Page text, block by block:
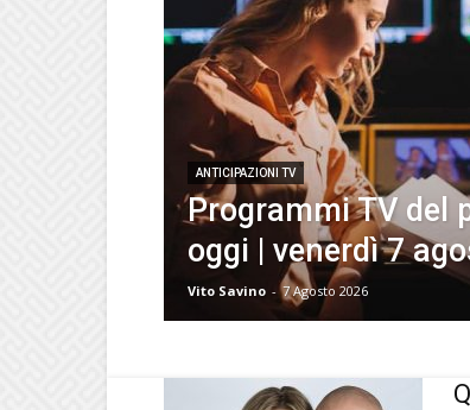
ANTICIPAZIONI TV
Programmi TV del
oggi | venerdì 7
Vito Savino - 7 Agosto 2026